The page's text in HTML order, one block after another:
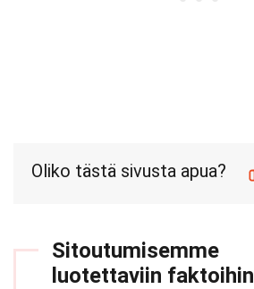
Oliko tästä sivusta apua?
Sitoutumisemme
luotettaviin faktoihin